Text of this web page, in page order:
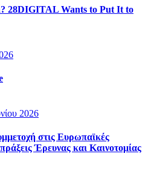
28DIGITAL Wants to Put It to
2026
στις Ευρωπαϊκές
Έρευνας και Καινοτομίας